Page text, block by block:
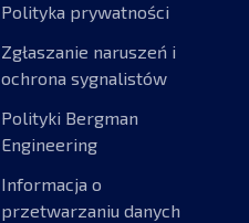
Polityka prywatności
Zgłaszanie naruszeń i
ochrona sygnalistów
Polityki Bergman
Engineering
Informacja o
przetwarzaniu danych